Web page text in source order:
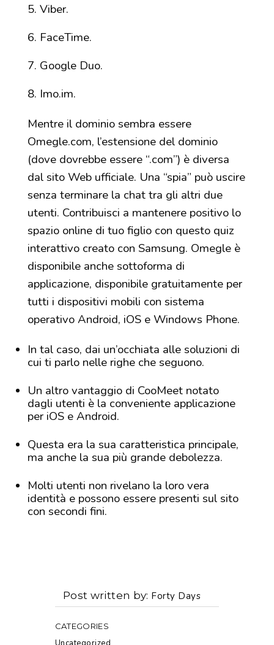
Viber.
FaceTime.
Google Duo.
Imo.im.
Mentre il dominio sembra essere
Omegle.com, l’estensione del dominio
(dove dovrebbe essere “.com”) è diversa
dal sito Web ufficiale. Una “spia” può uscire
senza terminare la chat tra gli altri due
utenti. Contribuisci a mantenere positivo lo
spazio online di tuo figlio con questo quiz
interattivo creato con Samsung. Omegle è
disponibile anche sottoforma di
applicazione, disponibile gratuitamente per
tutti i dispositivi mobili con sistema
operativo Android, iOS e Windows Phone.
In tal caso, dai un’occhiata alle soluzioni di
cui ti parlo nelle righe che seguono.
Un altro vantaggio di CooMeet notato
dagli utenti è la conveniente applicazione
per iOS e Android.
Questa era la sua caratteristica principale,
ma anche la sua più grande debolezza.
Molti utenti non rivelano la loro vera
identità e possono essere presenti sul sito
con secondi fini.
Post written by Forty Days
CATEGORIES